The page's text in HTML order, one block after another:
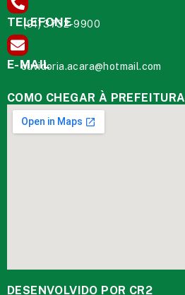
TELEFONE
(91) 3732-9900
E-MAIL
ouvidoria.acara@hotmail.com
COMO CHEGAR À PREFEITURA
DESENVOLVIDO POR CR2